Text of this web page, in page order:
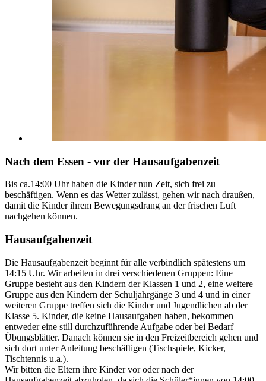
Nach dem Essen - vor der Hausaufgabenzeit
Bis ca.14:00 Uhr haben die Kinder nun Zeit, sich frei zu
beschäftigen. Wenn es das Wetter zulässt, gehen wir nach draußen,
damit die Kinder ihrem Bewegungsdrang an der frischen Luft
nachgehen können.
Hausaufgabenzeit
Die Hausaufgabenzeit beginnt für alle verbindlich spätestens um
14:15 Uhr. Wir arbeiten in drei verschiedenen Gruppen: Eine
Gruppe besteht aus den Kindern der Klassen 1 und 2, eine weitere
Gruppe aus den Kindern der Schuljahrgänge 3 und 4 und in einer
weiteren Gruppe treffen sich die Kinder und Jugendlichen ab der
Klasse 5. Kinder, die keine Hausaufgaben haben, bekommen
entweder eine still durchzuführende Aufgabe oder bei Bedarf
Übungsblätter. Danach können sie in den Freizeitbereich gehen und
sich dort unter Anleitung beschäftigen (Tischspiele, Kicker,
Tischtennis u.a.).
Wir bitten die Eltern ihre Kinder vor oder nach der